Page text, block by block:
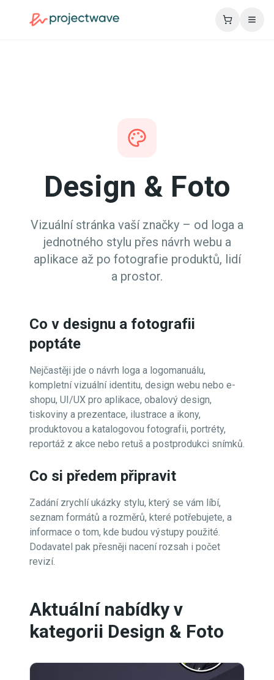
Design & Foto
Vizuální stránka vaší značky – od loga a
jednotného stylu přes návrh webu a
aplikace až po fotografie produktů, lidí
a prostor.
Co v designu a fotografii
poptáte
Nejčastěji jde o návrh loga a logomanuálu,
kompletní vizuální identitu, design webu nebo e-
shopu, UI/UX pro aplikace, obalový design,
tiskoviny a prezentace, ilustrace a ikony,
produktovou a katalogovou fotografii, portréty,
reportáž z akce nebo retuš a postprodukci snímků.
Co si předem připravit
Zadání zrychlí ukázky stylu, který se vám líbí,
seznam formátů a rozměrů, které potřebujete, a
informace o tom, kde budou výstupy použité.
Dodavatel pak přesněji nacení rozsah i počet
revizí.
Aktuální nabídky v
kategorii Design & Foto